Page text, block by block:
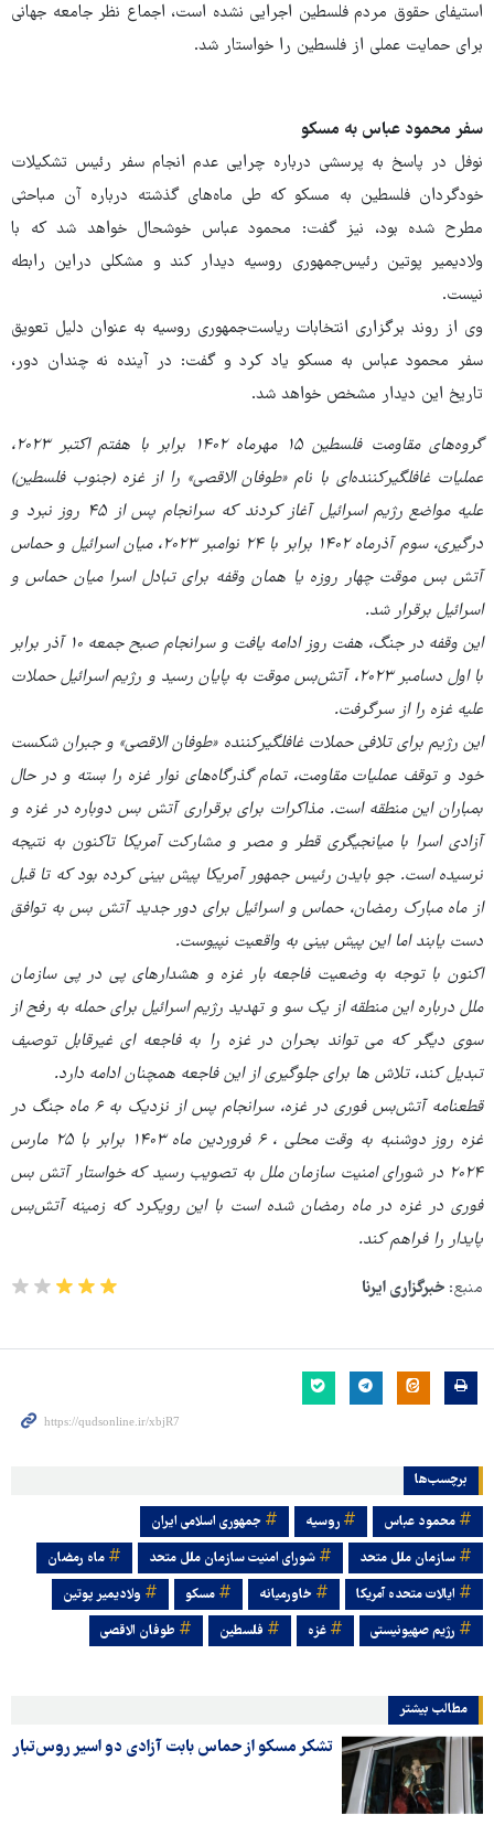
استیفای حقوق مردم فلسطین اجرایی نشده است، اجماع نظر جامعه جهانی
برای حمایت عملی از فلسطین را خواستار شد.
سفر محمود عباس به مسکو
نوفل در پاسخ به پرسشی درباره چرایی عدم انجام سفر رئیس تشکیلات
خودگردان فلسطین به مسکو که طی ماه‌های گذشته درباره آن مباحثی
مطرح شده بود، نیز گفت: محمود عباس خوشحال خواهد شد که با
ولادیمیر پوتین رئیس‌جمهوری روسیه دیدار کند و مشکلی دراین رابطه
نیست.
وی از روند برگزاری انتخابات ریاست‌جمهوری روسیه به عنوان دلیل تعویق
سفر محمود عباس به مسکو یاد کرد و گفت:‌ در آینده نه چندان دور،
تاریخ این دیدار مشخص خواهد شد.
گروه‌های مقاومت فلسطین ۱۵ مهرماه ۱۴۰۲ برابر با هفتم اکتبر ۲۰۲۳،
عملیات غافلگیرکننده‌ای با نام «طوفان الاقصی» را از غزه (جنوب فلسطین)
علیه مواضع رژیم اسرائیل آغاز کردند که سرانجام پس از ۴۵ روز نبرد و
درگیری، سوم آذرماه ۱۴۰۲ برابر با ۲۴ نوامبر ۲۰۲۳، میان اسرائیل و حماس
آتش بس موقت چهار روزه یا همان وقفه برای تبادل اسرا میان حماس و
اسرائیل برقرار شد.
این وقفه در جنگ، هفت روز ادامه یافت و سرانجام صبح جمعه ۱۰ آذر برابر
با اول دسامبر ۲۰۲۳، آتش‌بس موقت به پایان رسید و رژیم اسرائیل حملات
علیه غزه را از سرگرفت.
این رژیم برای تلافی حملات غافلگیرکننده‌ «طوفان الاقصی» و جبران شکست
خود و توقف عملیات مقاومت، تمام گذرگاه‌های نوار غزه را بسته و در حال
بمباران این منطقه است. مذاکرات برای برقراری آتش بس دوباره در غزه و
آزادی اسرا با میانجیگری قطر و مصر و مشارکت آمریکا تاکنون به نتیجه
نرسیده است. جو بایدن رئیس جمهور آمریکا پیش بینی کرده بود که تا قبل
از ماه مبارک رمضان، حماس و اسرائیل برای دور جدید آتش بس به توافق
دست یابند اما این پیش بینی به واقعیت نپیوست.
اکنون با توجه به وضعیت فاجعه بار غزه و هشدارهای پی در پی سازمان
ملل درباره این منطقه از یک سو و تهدید رژیم اسرائیل برای حمله به رفح از
سوی دیگر که می تواند بحران در غزه را به فاجعه ای غیرقابل توصیف
تبدیل کند، تلاش ها برای جلوگیری از این فاجعه همچنان ادامه دارد.
قطعنامه آتش‌بس فوری در غزه، سرانجام پس از نزدیک به ۶ ماه جنگ در
غزه روز دوشنبه به وقت محلی ، ۶ فروردین ماه ۱۴۰۳ برابر با ۲۵ مارس
۲۰۲۴ در شورای امنیت سازمان ملل به تصویب رسید که خواستار آتش بس
فوری در غزه در ماه رمضان شده است با این رویکرد که زمینه آتش‌بس
پایدار را فراهم کند.
منبع: خبرگزاری ایرنا
برچسب‌ها
محمود عباس روسیه
جمهوری اسلامی ایران
سازمان ملل متحد
شورای امنیت سازمان ملل متحد
ماه رمضان
ایالات متحده آمریکا
خاورمیانه مسکو
ولادیمیر پوتین
رژیم صهیونیستی
غزه فلسطین طوفان الاقصی
مطالب بیشتر
تشکر مسکو از حماس بابت آزادی دو اسیر روس‌تبار